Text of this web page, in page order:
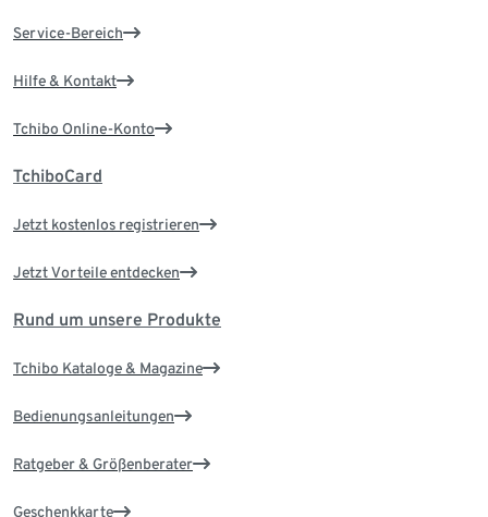
Service-Bereich
Hilfe & Kontakt
Tchibo Online-Konto
TchiboCard
Jetzt kostenlos registrieren
Jetzt Vorteile entdecken
Rund um unsere Produkte
Tchibo Kataloge & Magazine
Bedienungsanleitungen
Ratgeber & Größenberater
Geschenkkarte